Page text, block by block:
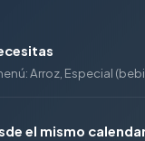
Arroz, Especial
el mismo